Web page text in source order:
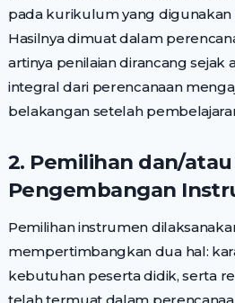
pada kurikulum yang digunakan
Hasilnya dimuat dalam
artinya penilaian dirancang sejak
integral dari perencanaan
belakangan setelah
2. Pemilihan dan/atau
Pengembangan
Pemilihan instrumen
mempertimbangkan dua hal:
kebutuhan peserta didik, serta